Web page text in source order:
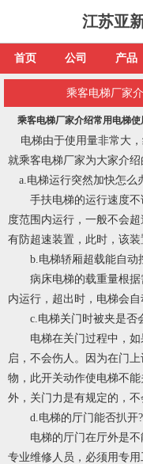
江苏亚
首页 公司 产品
乘客电梯厂家
乘客电梯厂家介绍常用电梯使
电梯由于使用量非常大，
就乘客电梯厂家为大家介绍
a.电梯运行突然加快怎么
手扶电梯的运行速度不
度范围内运行，一般不会
有防超速装置，此时，该
b.电梯轿厢超载能自动
病床电梯的载重量根据
内运行，超出时，电梯会自
c.电梯关门时被夹是否
电梯在关门过程中，如
启，不会伤人。因为在门
物，此开关动作使电梯不
外，关门力是有规定的，不
d.电梯的厅门能否扒开?
电梯的厅门在厅外是不
专业维修人员，必须用专